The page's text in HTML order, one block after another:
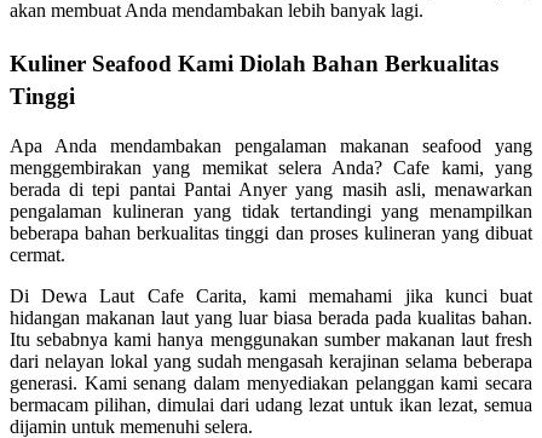
akan membuat Anda mendambakan lebih banyak lagi.
Kuliner Seafood Kami Diolah Bahan Berkualitas
Tinggi
Apa Anda mendambakan pengalaman makanan seafood yang
menggembirakan yang memikat selera Anda? Cafe kami, yang
berada di tepi pantai Pantai Anyer yang masih asli, menawarkan
pengalaman kulineran yang tidak tertandingi yang menampilkan
beberapa bahan berkualitas tinggi dan proses kulineran yang dibuat
cermat.
Di Dewa Laut Cafe Carita, kami memahami jika kunci buat
hidangan makanan laut yang luar biasa berada pada kualitas bahan.
Itu sebabnya kami hanya menggunakan sumber makanan laut fresh
dari nelayan lokal yang sudah mengasah kerajinan selama beberapa
generasi. Kami senang dalam menyediakan pelanggan kami secara
bermacam pilihan, dimulai dari udang lezat untuk ikan lezat, semua
dijamin untuk memenuhi selera.